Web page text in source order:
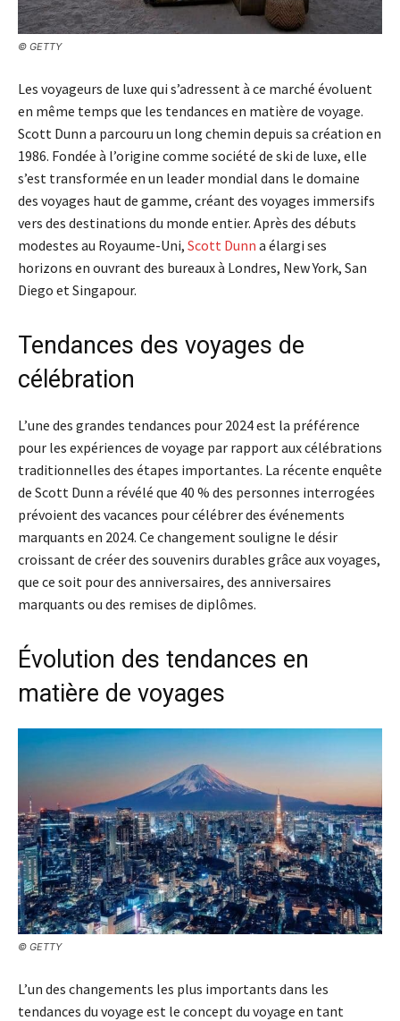
© GETTY
Les voyageurs de luxe qui s’adressent à ce marché évoluent
en même temps que les tendances en matière de voyage.
Scott Dunn a parcouru un long chemin depuis sa création en
1986. Fondée à l’origine comme société de ski de luxe, elle
s’est transformée en un leader mondial dans le domaine
des voyages haut de gamme, créant des voyages immersifs
vers des destinations du monde entier. Après des débuts
modestes au Royaume-Uni, Scott Dunn a élargi ses
horizons en ouvrant des bureaux à Londres, New York, San
Diego et Singapour.
Tendances des voyages de
célébration
L’une des grandes tendances pour 2024 est la préférence
pour les expériences de voyage par rapport aux célébrations
traditionnelles des étapes importantes. La récente enquête
de Scott Dunn a révélé que 40 % des personnes interrogées
prévoient des vacances pour célébrer des événements
marquants en 2024. Ce changement souligne le désir
croissant de créer des souvenirs durables grâce aux voyages,
que ce soit pour des anniversaires, des anniversaires
marquants ou des remises de diplômes.
Évolution des tendances en
matière de voyages
© GETTY
L’un des changements les plus importants dans les
tendances du voyage est le concept du voyage en tant